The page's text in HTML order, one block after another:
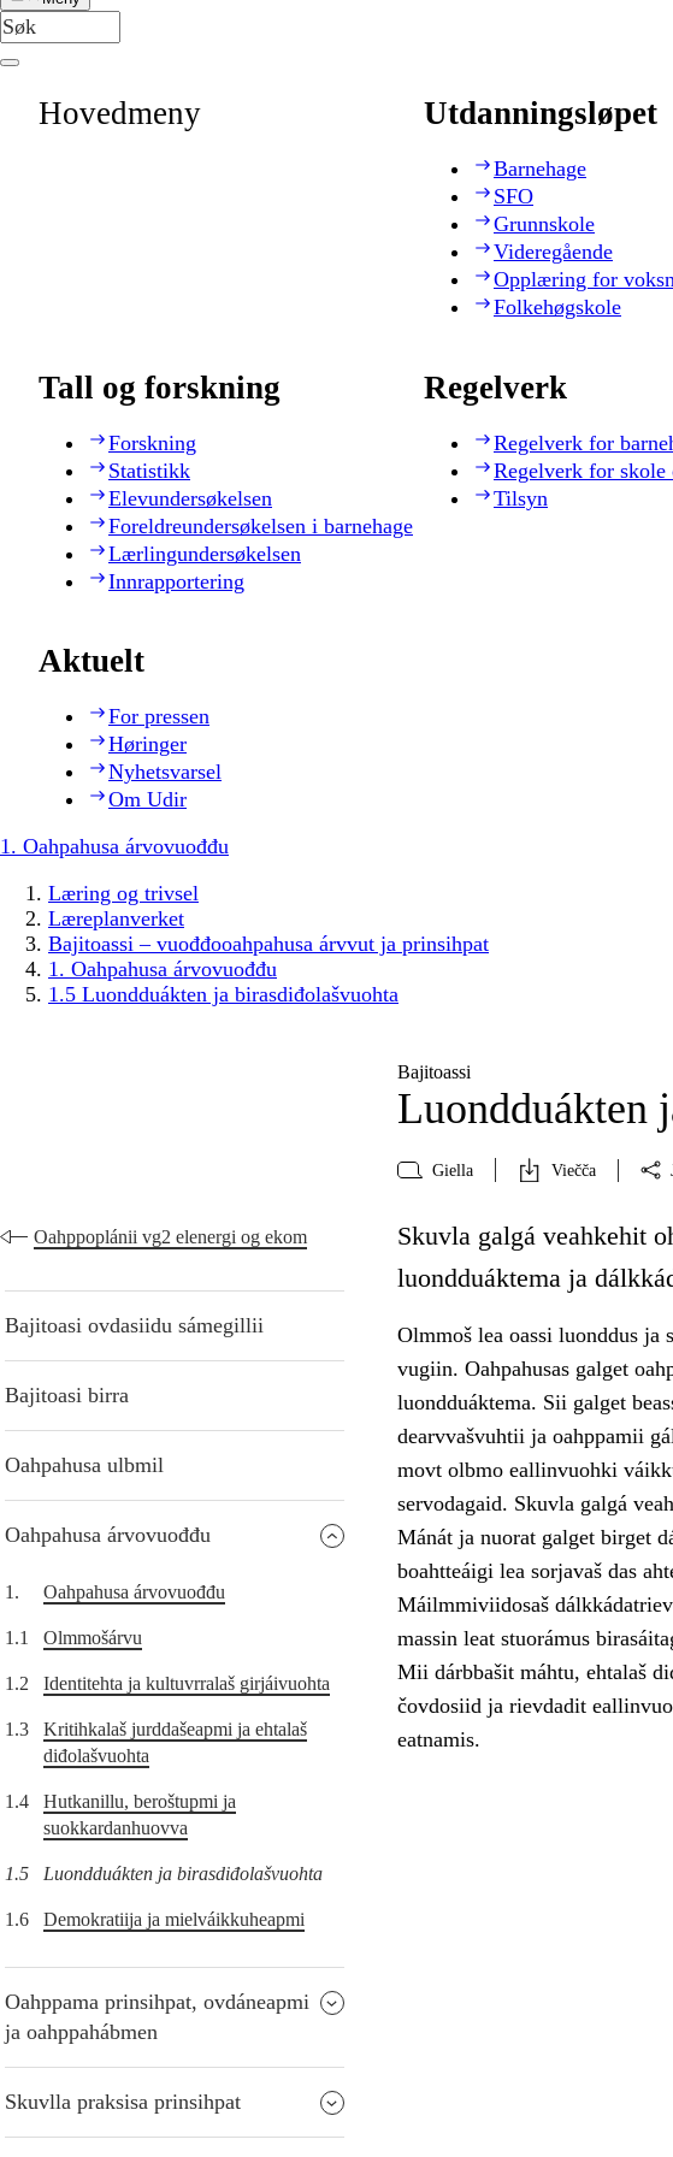
Hovedmeny Utdanningsløpet
Barnehage
SFO
Grunnskole
Videregående
Opplæring for
Folkehøgskole
Tall og forskning
Forskning
Statistikk
Elevundersøkelsen
Foreldreundersøkelsen i barnehage
Lærlingundersøkelsen
Innrapportering
Regelverk
Regelverk for
Regelverk for
Tilsyn
Aktuelt
For pressen
Høringer
Nyhetsvarsel
Om Udir
1. Oahpahusa árvovuođđu
Læring og trivsel
Læreplanverket
Bajitoassi – vuođđooahpahusa árvvut ja prinsihpat
1. Oahpahusa árvovuođđu
1.5 Luondduákten ja birasdiđolašvuohta
Bajitoassi
Luondduákten
Giella Viečča
Oahppoplánii vg2 elenergi og ekom
Bajitoasi ovdasiidu sámegillii
Bajitoasi birra
Oahpahusa ulbmil
Oahpahusa árvovuođđu
1. Oahpahusa árvovuođđu
1.1 Olmmošárvu
1.2 Identitehta ja kultuvrralaš girjáivuohta
1.3
Kritihkalaš jurddašeapmi ja ehtalaš
diđolašvuohta
1.4
Hutkanillu, beroštupmi ja
suokkardanhuovva
1.5 Luondduákten ja birasdiđolašvuohta
1.6 Demokratiija ja mielváikkuheapmi
Oahppama prinsihpat, ovdáneapmi
ja oahppahábmen
Skuvlla praksisa prinsihpat
Skuvla galgá veahkehit
luondduáktema ja
Olmmoš lea oassi luonddus ja
vugiin. Oahpahusas galget
luondduáktema. Sii galget
dearvvašvuhtii ja oahppamii
movt olbmo eallinvuohki
servodagaid. Skuvla galgá
Mánát ja nuorat galget birget
boahtteáigi lea sorjavaš das
Máilmmiviidosaš
massin leat stuorámus
Mii dárbbašit máhtu, ehtalaš
čovdosiid ja rievdadit
eatnamis.